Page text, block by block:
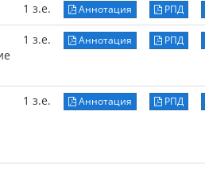
1 з.е. Аннотация РПД
1 з.е. Аннотация РПД
1 з.е. Аннотация РПД